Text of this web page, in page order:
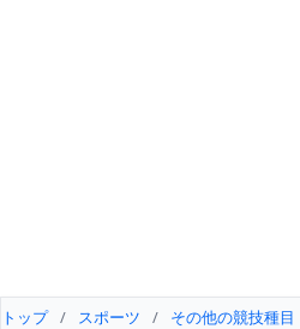
トップ / スポーツ / その他の競技種目